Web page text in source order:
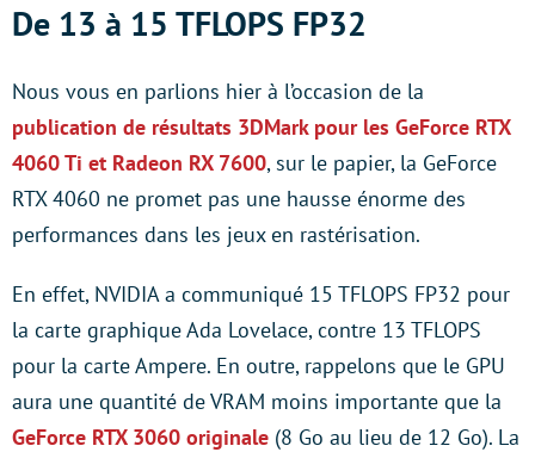
De 13 à 15 TFLOPS FP32
Nous vous en parlions hier à l’occasion de la
publication de résultats 3DMark pour les GeForce RTX
4060 Ti et Radeon RX 7600, sur le papier, la GeForce
RTX 4060 ne promet pas une hausse énorme des
performances dans les jeux en rastérisation.
En effet, NVIDIA a communiqué 15 TFLOPS FP32 pour
la carte graphique Ada Lovelace, contre 13 TFLOPS
pour la carte Ampere. En outre, rappelons que le GPU
aura une quantité de VRAM moins importante que la
GeForce RTX 3060 originale (8 Go au lieu de 12 Go). La